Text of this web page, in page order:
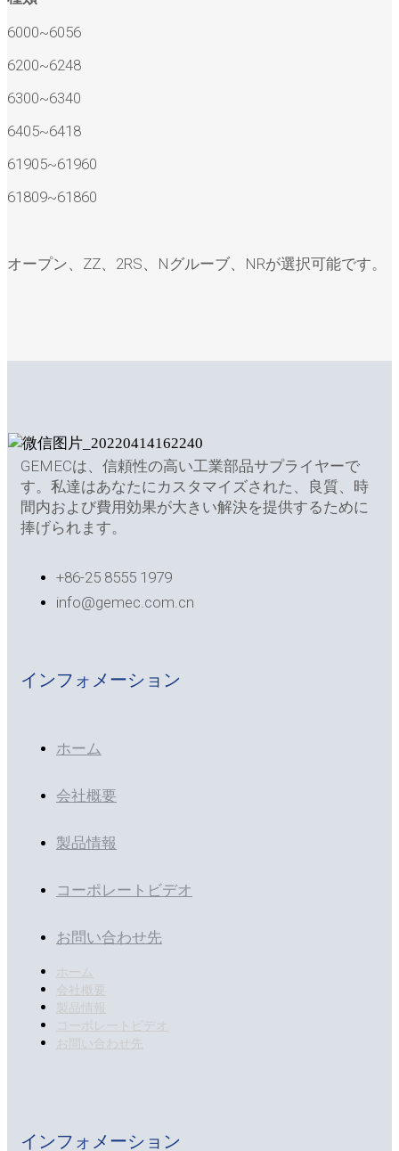
6000~6056
6200~6248
6300~6340
6405~6418
61905~61960
61809~61860
オープン、ZZ、2RS、Nグルーブ、NRが選択可能です。
GEMECは、信頼性の高い工業部品サプライヤーで
す。私達はあなたにカスタマイズされた、良質、時
間内および費用効果が大きい解決を提供するために
捧げられます。
+86-25 8555 1979
info@gemec.com.cn
インフォメーション
ホーム
会社概要
製品情報
コーポレートビデオ
お問い合わせ先
ホーム
会社概要
製品情報
コーポレートビデオ
お問い合わせ先
インフォメーション